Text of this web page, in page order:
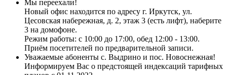
Мы переехали!
Новый офис находится по адресу г. Иркутск, ул.
Цесовская набережная, д. 2, этаж 3 (есть лифт), наберите
3 на домофоне.
Режим работы: с 10:00 до 17:00, обед 12:00 - 13:00.
Приём посетителей по предварительной записи.
Уважаемые абоненты с. Выдрино и пос. Новоснежная!
Информируем Вас о предстоящей индексаций тарифных